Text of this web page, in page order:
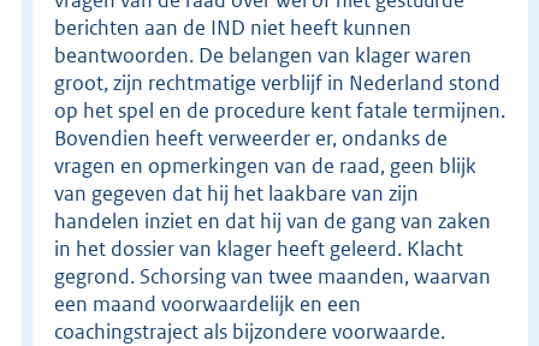
berichten aan de IND niet heeft kunnen
beantwoorden. De belangen van klager waren
groot, zijn rechtmatige verblijf in Nederland stond
op het spel en de procedure kent fatale termijnen.
Bovendien heeft verweerder er, ondanks de
vragen en opmerkingen van de raad, geen blijk
van gegeven dat hij het laakbare van zijn
handelen inziet en dat hij van de gang van zaken
in het dossier van klager heeft geleerd. Klacht
gegrond. Schorsing van twee maanden, waarvan
een maand voorwaardelijk en een
coachingstraject als bijzondere voorwaarde.